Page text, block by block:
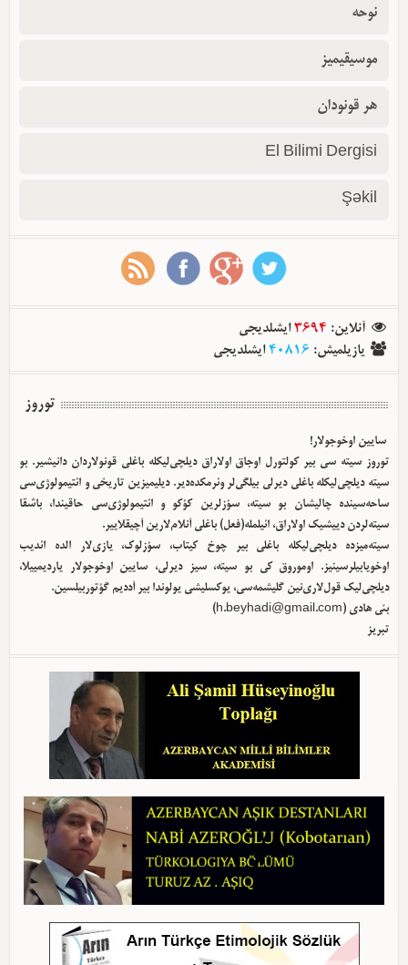
نوحه
موسیقیمیز
هر قونودان
El Bilimi Dergisi
Şəkil
آنلاین:
3694ایشلدیجی
یازیلمیش:
40816ایشلدیجی
توروز
سایین اوخوجولار!
توروز سیته سی بیر کولتورل اوجاق اولا‌راق دیلچی‌لیکله باغلی قونولاردان دانیشیر. بو
سیته دیلچی‌لیکله باغلی دیرلی بیلگی‌لر وئرمکده‌دیر. دیلیمیزین تاریخی و ائتیمولوژی‌سی
ساحه‌سینده چالیشان بو سیته، سؤزلرین کؤکو و ائتیمولوژی‌سی حاقیندا، باشقا
سیته‌لردن دییشیک اولا‌راق، ائیلمله(فعل) باغلی آنلام‌لارین آچیقلاییر.
سیته‌میزده دیلچی‌لیکله باغلی بیر چوخ کیتاب، سؤزلوک، یازی‌لار الده ائدیب
اوخویابیلرسینیز. اوموروق کی بو سیته، سیز دیرلی، سایین اوخوجولار یاردیمییلا،
دیلچی‌لیک قول‌لاری‌نین گلیشمه‌سی، یوکسلیشی یولوندا بیر آددیم گؤتوربیلسین.
بئی هادی (h.beyhadi@gmail.com
)
تبریز